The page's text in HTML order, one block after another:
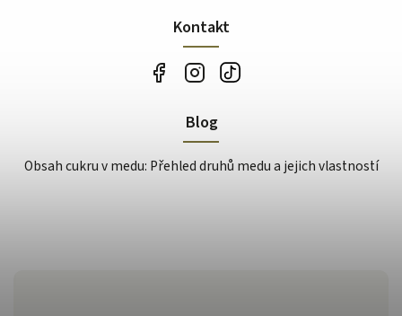
Kontakt
Blog
Obsah cukru v medu: Přehled druhů medu a jejich vlastností